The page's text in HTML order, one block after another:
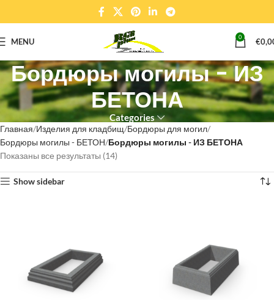
MENU 0 €
Бордюры могилы - ИЗ
БЕТОНА
Categories
Главная Изделия для кладбищ Бордюры для могил
Бордюры могилы - БЕТОН Бордюры могилы - ИЗ БЕТОНА
Показаны все результаты (14)
Show sidebar